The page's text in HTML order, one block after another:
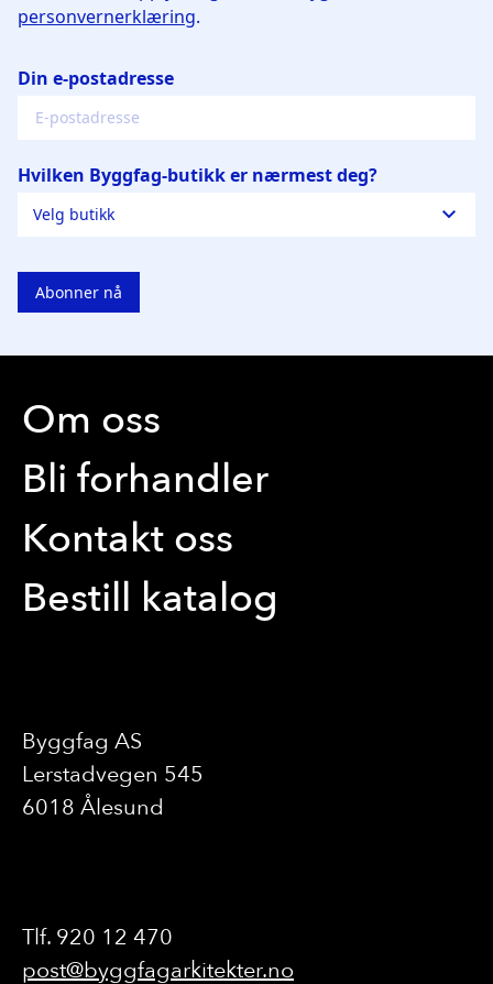
Om oss
Bli forhandler
Kontakt oss
Bestill katalog
Byggfag AS
Lerstadvegen 545
6018 Ålesund
Tlf. 920 12 470
post@byggfagarkitekter.no